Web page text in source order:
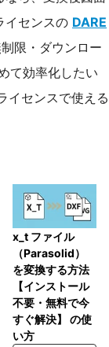
イセンスの DARE
限・ダウンロー
て効率化したい
イセンスで使える
x_t ファイル
（Parasolid）
を変換する方法
【インストール
不要・無料で今
すぐ解決】 の使
い方